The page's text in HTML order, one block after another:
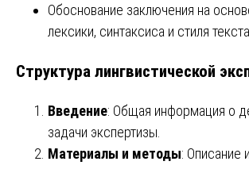
Обоснование заключения на
лексики, синтаксиса и стиля текста.
Структура лингвистической
Введение: Общая информация о
задачи экспертизы.
Материалы и методы: Описание